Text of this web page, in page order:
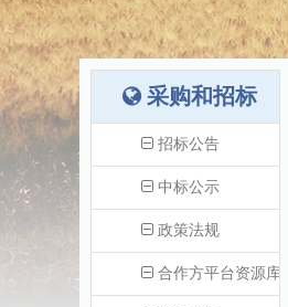
采购和招标
招标公告
中标公示
政策法规
合作方平台资源库